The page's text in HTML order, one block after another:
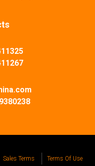
Sales Terms Terms Of Use